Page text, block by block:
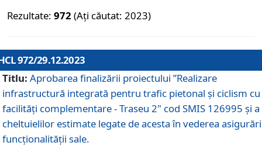
Rezultate: 972 (Ați căutat: 2023)
972/29.12.2023
Titlu: Aprobarea finalizării proiectului ”Realizare
infrastructură integrată pentru trafic pietonal și ciclism cu
facilități complementare - Traseu 2" cod SMIS 126995 și a
cheltuielilor estimate legate de acesta în vederea
funcționalității sale.